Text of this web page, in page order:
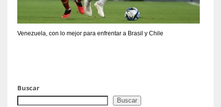
Venezuela, con lo mejor para enfrentar a Brasil y Chile
Buscar
Buscar